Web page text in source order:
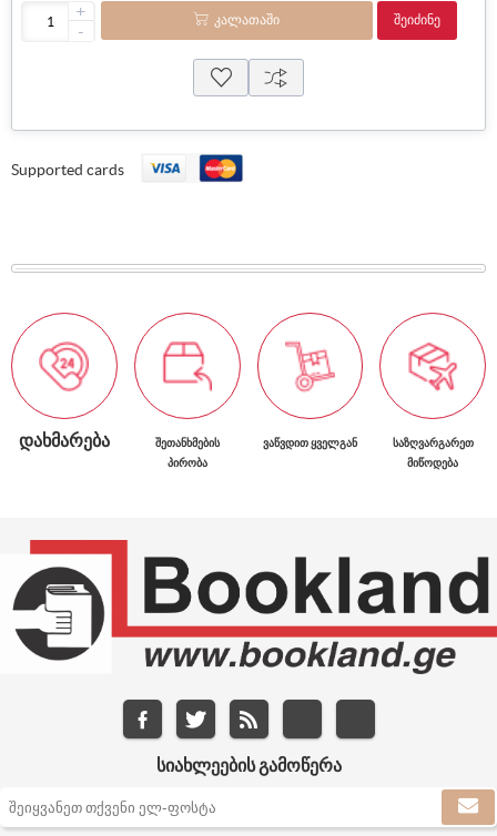
+
-
ᲙᲐᲚᲐᲗᲐᲨᲘ ᲨᲔᲘᲫᲘᲜᲔ
Supported cards
ᲓᲐᲮᲛᲐᲠᲔᲑᲐ
ᲨᲔᲗᲐᲜᲮᲛᲔᲑᲘᲡ
ᲞᲘᲠᲝᲑᲐ
ᲕᲐᲬᲕᲓᲘᲗ ᲧᲕᲔᲚᲒᲐᲜ
ᲡᲐᲖᲦᲕᲐᲠᲒᲐᲠᲔᲗ
ᲛᲘᲬᲝᲓᲔᲑᲐ
ᲡᲘᲐᲮᲚᲔᲔᲑᲘᲡ ᲒᲐᲛᲝᲬᲔᲠᲐ